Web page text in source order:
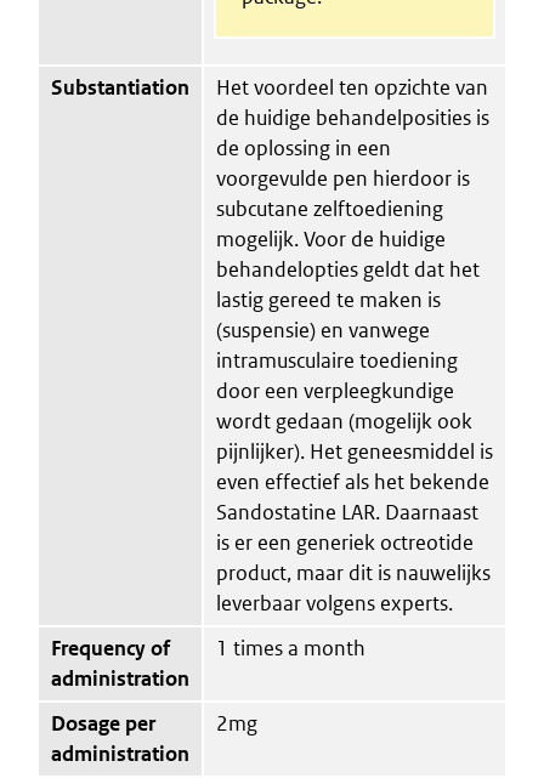
Substantiation
Het voordeel ten opzichte van
de huidige behandelposities is
de oplossing in een
voorgevulde pen hierdoor is
subcutane zelftoediening
mogelijk. Voor de huidige
behandelopties geldt dat het
lastig gereed te maken is
(suspensie) en vanwege
intramusculaire toediening
door een verpleegkundige
wordt gedaan (mogelijk ook
pijnlijker). Het geneesmiddel is
even effectief als het bekende
Sandostatine LAR. Daarnaast
is er een generiek octreotide
product, maar dit is nauwelijks
leverbaar volgens experts.
Frequency of
administration
1 times a month
Dosage per
administration
2mg